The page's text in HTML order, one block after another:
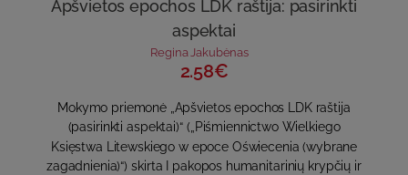
Apšvietos epochos LDK raštija: pasirinkti
aspektai
Regina Jakubėnas
2.58€
Mokymo priemonė „Apšvietos epochos LDK raštija
(pasirinkti aspektai)“ („Piśmiennictwo Wielkiego
Księstwa Litewskiego w epoce Oświecenia (wybrane
zagadnienia)“) skirta I pakopos humanitarinių krypčių ir